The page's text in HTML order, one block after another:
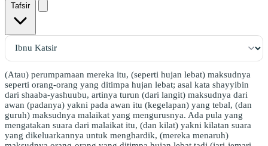
Tafsir
(Atau) perumpamaan mereka itu, (seperti hujan lebat) maksudnya
seperti orang-orang yang ditimpa hujan lebat; asal kata shayyibin
dari shaaba-yashuubu, artinya turun (dari langit) maksudnya dari
awan (padanya) yakni pada awan itu (kegelapan) yang tebal, (dan
guruh) maksudnya malaikat yang mengurusnya. Ada pula yang
mengatakan suara dari malaikat itu, (dan kilat) yakni kilatan suara
yang dikeluarkannya untuk menghardik, (mereka menaruh)